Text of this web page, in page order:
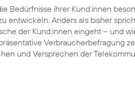
Bedürfnisse ihrer Kund:innen
entwickeln. Anders als bisher
der Kund:innen eingeht – und
Verbraucherbefragung
und Versprechen der